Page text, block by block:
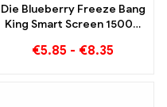
Die Blueberry Freeze Bang
King Smart Screen 15000
€5.85 - €8.35